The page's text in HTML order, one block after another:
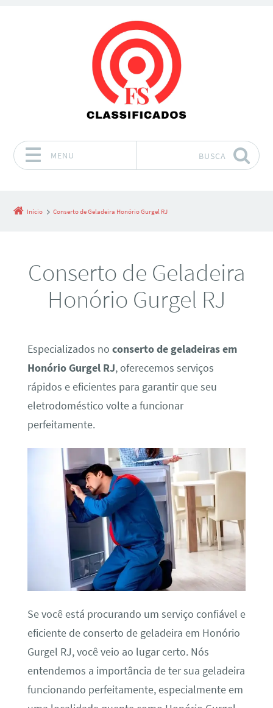
MENU BUSCA
Início Conserto de Geladeira Honório Gurgel RJ
Conserto de Geladeira
Honório Gurgel RJ
Especializados no conserto de geladeiras em
Honório Gurgel RJ, oferecemos serviços
rápidos e eficientes para garantir que seu
eletrodoméstico volte a funcionar
perfeitamente.
Se você está procurando um serviço confiável e
eficiente de conserto de geladeira em Honório
Gurgel RJ, você veio ao lugar certo. Nós
entendemos a importância de ter sua geladeira
funcionando perfeitamente, especialmente em